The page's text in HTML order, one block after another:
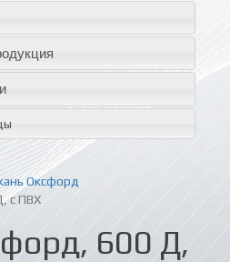
Оксфорд
с ПВХ
600 Д,